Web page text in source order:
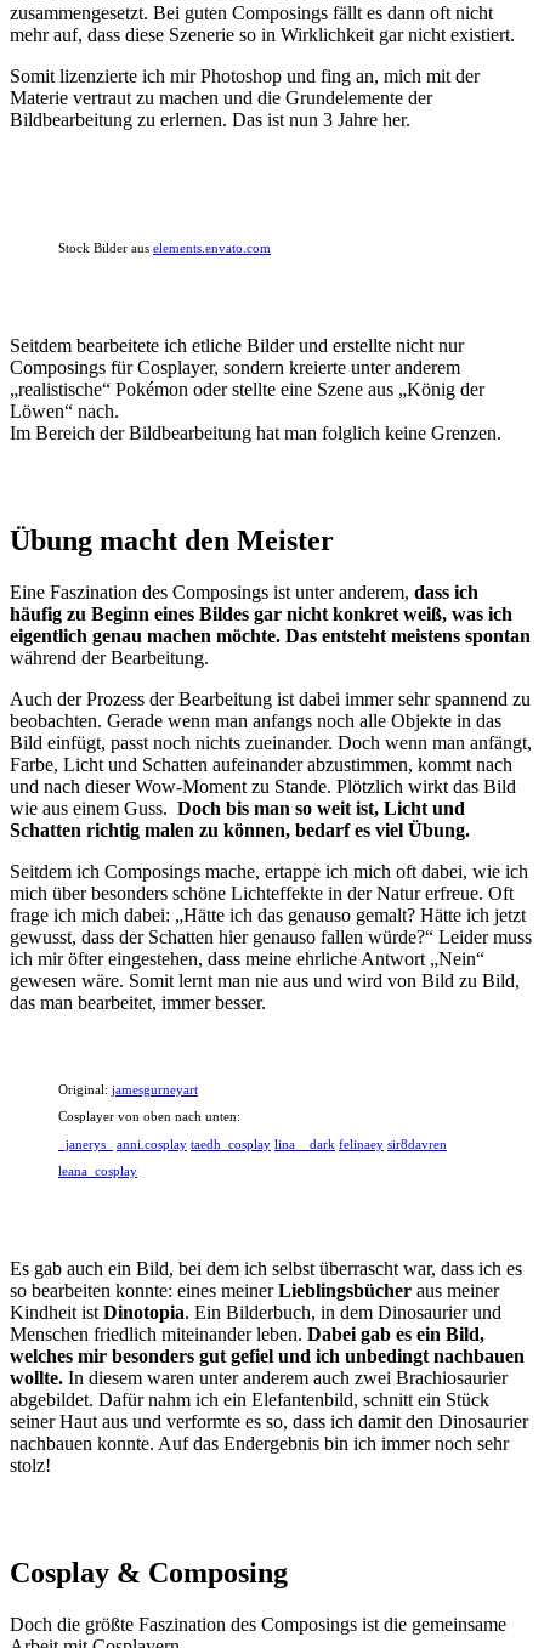
zusammengesetzt. Bei guten Composings fällt es dann oft nicht
mehr auf, dass diese Szenerie so in Wirklichkeit gar nicht existiert.
Somit lizenzierte ich mir Photoshop und fing an, mich mit der
Materie vertraut zu machen und die Grundelemente der
Bildbearbeitung zu erlernen. Das ist nun 3 Jahre her.
Stock Bilder aus elements.envato.com
Seitdem bearbeitete ich etliche Bilder und erstellte nicht nur
Composings für Cosplayer, sondern kreierte unter anderem
„realistische“ Pokémon oder stellte eine Szene aus „König der
Löwen“ nach.
Im Bereich der Bildbearbeitung hat man folglich keine Grenzen.
Übung macht den Meister
Eine Faszination des Composings ist unter anderem, dass ich
häufig zu Beginn eines Bildes gar nicht konkret weiß, was ich
eigentlich genau machen möchte. Das entsteht meistens spontan
während der Bearbeitung.
Auch der Prozess der Bearbeitung ist dabei immer sehr spannend zu
beobachten. Gerade wenn man anfangs noch alle Objekte in das
Bild einfügt, passt noch nichts zueinander. Doch wenn man anfängt,
Farbe, Licht und Schatten aufeinander abzustimmen, kommt nach
und nach dieser Wow-Moment zu Stande. Plötzlich wirkt das Bild
wie aus einem Guss. Doch bis man so weit ist, Licht und
Schatten richtig malen zu können, bedarf es viel Übung.
Seitdem ich Composings mache, ertappe ich mich oft dabei, wie ich
mich über besonders schöne Lichteffekte in der Natur erfreue. Oft
frage ich mich dabei: „Hätte ich das genauso gemalt? Hätte ich jetzt
gewusst, dass der Schatten hier genauso fallen würde?“ Leider muss
ich mir öfter eingestehen, dass meine ehrliche Antwort „Nein“
gewesen wäre. Somit lernt man nie aus und wird von Bild zu Bild,
das man bearbeitet, immer besser.
Original: jamesgurneyart
Cosplayer von oben nach unten:
_janerys_
anni.cosplay taedh_cosplay lina__dark felinaey sir8davren
leana_cosplay
Es gab auch ein Bild, bei dem ich selbst überrascht war, dass ich es
so bearbeiten konnte: eines meinerLieblingsbücher aus meiner
Kindheit istDinotopia. Ein Bilderbuch, in dem Dinosaurier und
Menschen friedlich miteinander leben. Dabei gab es ein Bild,
welches mir besonders gut gefiel und ich unbedingt nachbauen
wollte. In diesem waren unter anderem auch zwei Brachiosaurier
abgebildet. Dafür nahm ich ein Elefantenbild, schnitt ein Stück
seiner Haut aus und verformte es so, dass ich damit den Dinosaurier
nachbauen konnte. Auf das Endergebnis bin ich immer noch sehr
stolz!
Cosplay & Composing
Doch die größte Faszination des Composings ist die gemeinsame